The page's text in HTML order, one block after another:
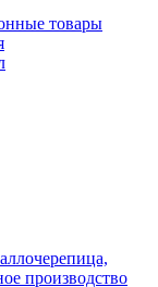
товары